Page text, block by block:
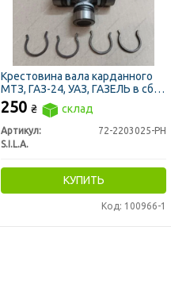
Крестовина вала карданного
МТЗ, ГАЗ-24, УАЗ, ГАЗЕЛЬ в сб.
30х55х88мм (пр-во S.I.L.A. AC)
250 ₴ склад
Артикул:
72-2203025-РН
S.I.L.A.
КУПИТЬ
Код: 100966-1